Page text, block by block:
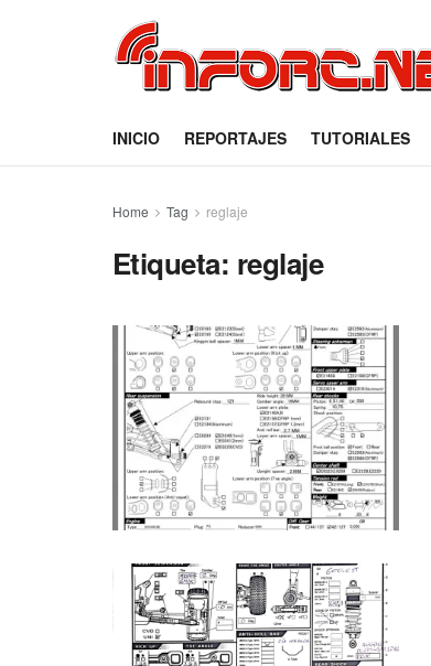
INICIO REPORTAJES TUTORIALES
Home Tag reglaje
Etiqueta: reglaje